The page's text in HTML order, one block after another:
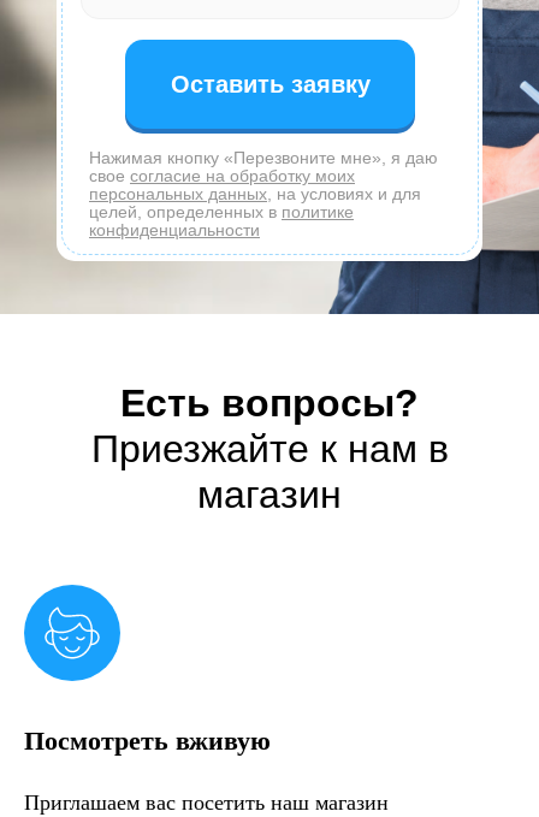
Оставить заявку
Нажимая кнопку «Перезвоните мне», я даю
свое согласие на обработку моих
персональных данных , на условиях и для
целей, определенных в политике
конфиденциальности
Есть вопросы?
Приезжайте к нам в
магазин
Посмотреть вживую
Приглашаем вас посетить наш магазин